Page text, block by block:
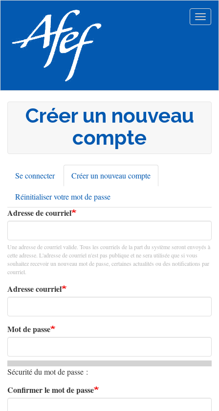
principal
Créer un nouveau
compte
Onglets
principaux
Se connecter Créer un nouveau compte
actif)
Réinitialiser votre mot de passe
Adresse de courriel
Une adresse de courriel valide. Tous les courriels de la part du système seront envoyés à
cette adresse. L'adresse de courriel n'est pas publique et ne sera utilisée que si vous
souhaitez recevoir un nouveau mot de passe, certaines actualités ou des notifications par
courriel.
Adresse courriel
Mot de passe
Sécurité du mot de passe :
Confirmer le mot de passe